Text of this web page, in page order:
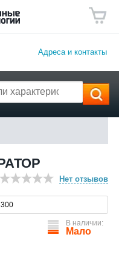
Адреса и контакты
Нет отзывов
В наличии:
Мало